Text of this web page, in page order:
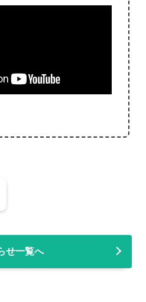
せ一覧へ